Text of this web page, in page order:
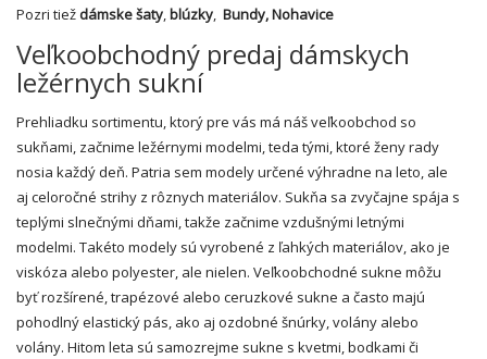
Pozri tiež dámske šaty,blúzky, Bundy,Nohavice
Veľkoobchodný predaj dámskych
ležérnych sukní
Prehliadku sortimentu, ktorý pre vás má náš veľkoobchod so
sukňami, začnime ležérnymi modelmi, teda tými, ktoré ženyrady
nosia každý deň. Patria sem modely určené výhradne na leto, ale
aj celoročné strihy z rôznych materiálov. Sukňa sa zvyčajne spája s
teplými slnečnými dňami, takže začnime vzdušnými letnými
modelmi. Takéto modely sú vyrobené z ľahkých materiálov, ako je
viskóza alebo polyester, ale nielen. Veľkoobchodné sukne môžu
byť rozšírené, trapézové alebo ceruzkové sukne a často majú
pohodlný elastický pás, ako aj ozdobné šnúrky, volány alebo
volány. Hitom leta sú samozrejme sukne s kvetmi, bodkami či